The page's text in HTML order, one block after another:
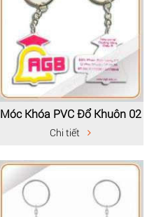
Móc Khóa PVC Đổ Khuôn 02
Chi tiết